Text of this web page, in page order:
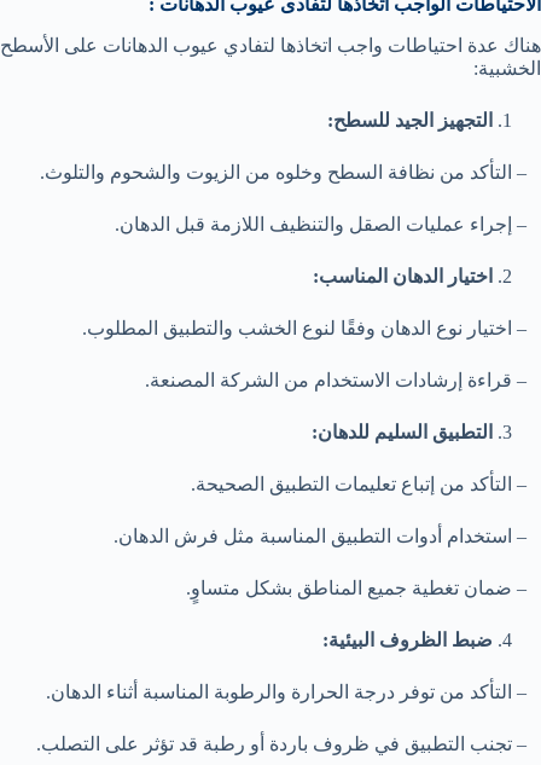
الاحتياطات الواجب اتخاذها لتفادى عيوب الدهانات :
هناك عدة احتياطات واجب اتخاذها لتفادي عيوب الدهانات على الأسطح
الخشبية:
التجهيز الجيد للسطح:
– التأكد من نظافة السطح وخلوه من الزيوت والشحوم والتلوث.
– إجراء عمليات الصقل والتنظيف اللازمة قبل الدهان.
اختيار الدهان المناسب:
– اختيار نوع الدهان وفقًا لنوع الخشب والتطبيق المطلوب.
– قراءة إرشادات الاستخدام من الشركة المصنعة.
التطبيق السليم للدهان:
– التأكد من إتباع تعليمات التطبيق الصحيحة.
– استخدام أدوات التطبيق المناسبة مثل فرش الدهان.
– ضمان تغطية جميع المناطق بشكل متساوٍ.
ضبط الظروف البيئية:
– التأكد من توفر درجة الحرارة والرطوبة المناسبة أثناء الدهان.
– تجنب التطبيق في ظروف باردة أو رطبة قد تؤثر على التصلب.